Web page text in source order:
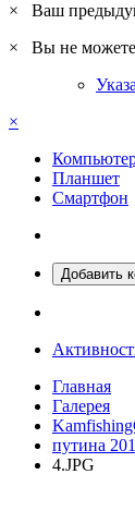
×
Ваш
×
Вы не можете
×
Планшет
Смартфон
Добавить
Главная
Галерея
путина
4.JPG